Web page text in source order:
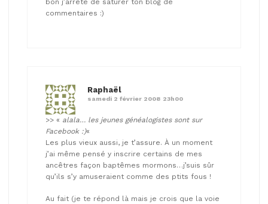
commentaires :)
Raphaël
samedi 2 février 2008 23h00
>> « alala… les jeunes généalogistes sont sur
Facebook :)«
Les plus vieux aussi, je t’assure. À un moment
j’ai même pensé y inscrire certains de mes
ancêtres façon baptêmes mormons…j’suis sûr
qu’ils s’y amuseraient comme des ptits fous !
Au fait (je te répond là mais je crois que la voie